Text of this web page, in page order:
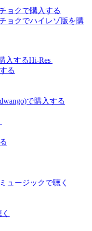
Hi-Res